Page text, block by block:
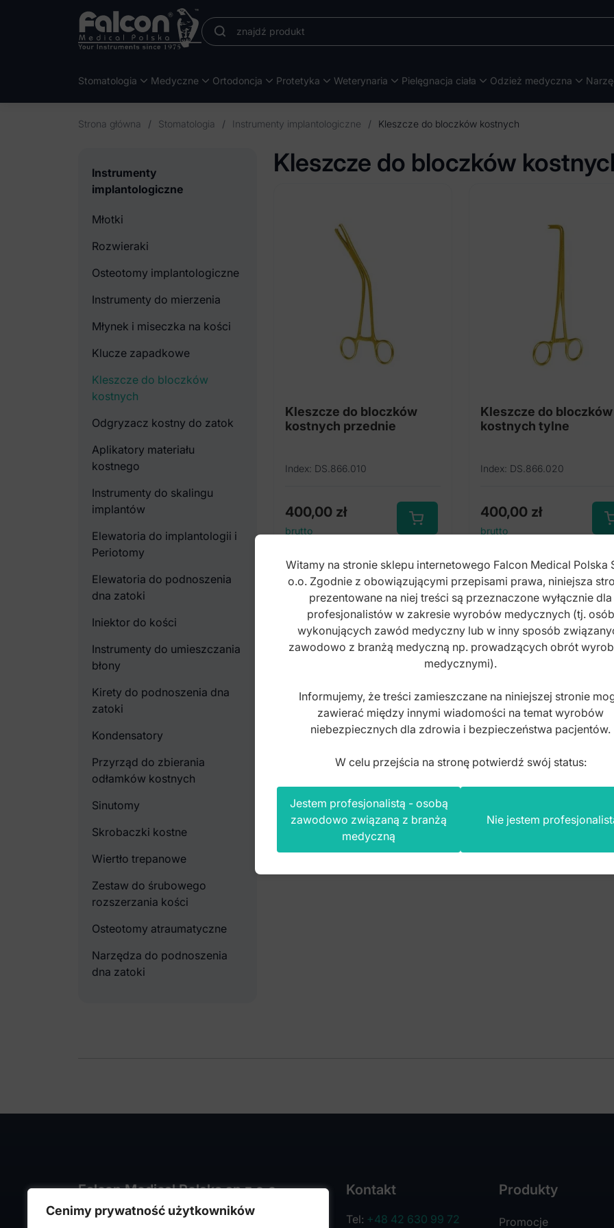
Cenimy prywatność użytkowników
Stomatologia Medyczne Ortodoncja Protetyka Weterynaria Pielęgnacja ciała Odzież medyczna
Strona główna / Stomatologia / Instrumenty implantologiczne / Kleszcze do bloczków kostnych
Instrumenty
implantologiczne
Młotki
Rozwieraki
Osteotomy implantologiczne
Instrumenty do mierzenia
Młynek i miseczka na kości
Klucze zapadkowe
Kleszcze do bloczków
kostnych
Odgryzacz kostny do zatok
Aplikatory materiału
kostnego
Instrumenty do skalingu
implantów
Elewatoria do implantologii i
Periotomy
Elewatoria do podnoszenia
dna zatoki
Iniektor do kości
Instrumenty do umieszczania
błony
Kirety do podnoszenia dna
zatoki
Kondensatory
Przyrząd do zbierania
odłamków kostnych
Sinutomy
Skrobaczki kostne
Wiertło trepanowe
Zestaw do śrubowego
rozszerzania kości
Osteotomy atraumatyczne
Narzędza do podnoszenia
dna zatoki
Kleszcze do bloczków
Kleszcze do bloczków
kostnych przednie
Index: DS.866.010
400,00 zł
brutto
Kleszcze do bloczków
kostnych tylne
Index: DS.866.020
400,00 zł
brutto
Falcon Medical Polska sp z o.o.
ul. Rajmunda Rembielińskiego 1/7
Kontakt
Tel: +48 42 630 99 72
Produkty
Promocje
Witamy na stronie sklepu internetowego Falcon Medical Polska
o.o. Zgodnie z obowiązującymi przepisami prawa, niniejsza
prezentowane na niej treści są przeznaczone wyłącznie dla
profesjonalistów w zakresie wyrobów medycznych (tj. osób
wykonujących zawód medyczny lub w inny sposób
zawodowo z branżą medyczną np. prowadzących obrót
medycznymi).
Informujemy, że treści zamieszczane na niniejszej stronie
zawierać między innymi wiadomości na temat wyrobów
niebezpiecznych dla zdrowia i bezpieczeństwa pacjentów.
W celu przejścia na stronę potwierdź swój status:
Jestem profesjonalistą - osobą
zawodowo związaną z branżą
medyczną
Nie jestem